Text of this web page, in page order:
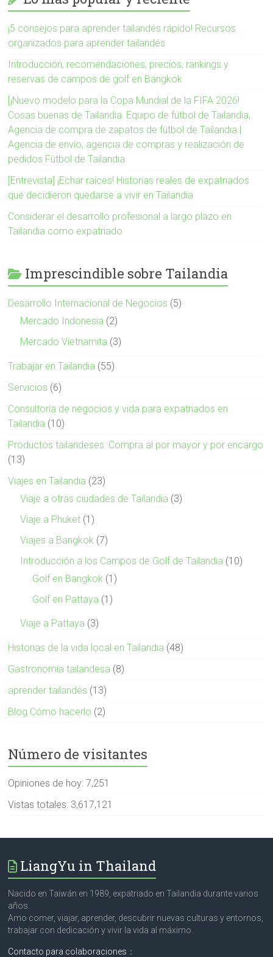
¡5 consejos para aprender tailandés rápido! Recursos
organizados para aprender tailandés
Introducción, recomendaciones, precios, rankings y
reservas de campos de golf en Bangkok
[¡Nuevo modelo para la Copa Mundial de la FIFA 2026!
Cosas buenas de Tailandia: Equipo de fútbol de Tailandia,
Agencia de compra de zapatos de fútbol de Tailandia |
Agencia de envío, agencia de compras y realización de
pedidos Fútbol de Tailandia
[Entrevista] ¡Echar raíces! Historias reales de expatriados
que decidieron quedarse a vivir en Tailandia
Considerar el desarrollo profesional a largo plazo en
Tailandia como expatriado
Imprescindible sobre Tailandia
Desarrollo Internacional de Negocios (5)
Mercado Indonesia (2)
Mercado Vietnamita (3)
Trabajar en Tailandia (55)
Servicios (6)
Consultoría de negocios y vida para expatriados en
Tailandia (10)
Productos tailandeses: Compra al por mayor y por encargo
(13)
Viajes en Tailandia (23)
Viaje a otras ciudades de Tailandia (3)
Viaje a Phuket (1)
Viajes a Bangkok (7)
Introducción a los Campos de Golf de Tailandia (10)
Golf en Bangkok (1)
Golf en Pattaya (1)
Viaje a Pattaya (3)
Historias de la vida local en Tailandia (48)
Gastronomía tailandesa (8)
aprender tailandés (13)
Blog Cómo hacerlo (2)
Número de visitantes
Opiniones de hoy:7,251
Vistas totales: 3,617,121
LiangYu in Thailand
Nacido en Taiwán en 1989, expatriado en Tailandia durante varios
años.
Amo comer, viajar, aprender, descubrir nuevas culturas y entornos,
trabajar con dedicación y vivir la vida al máximo.
Contacto para colaboraciones ：